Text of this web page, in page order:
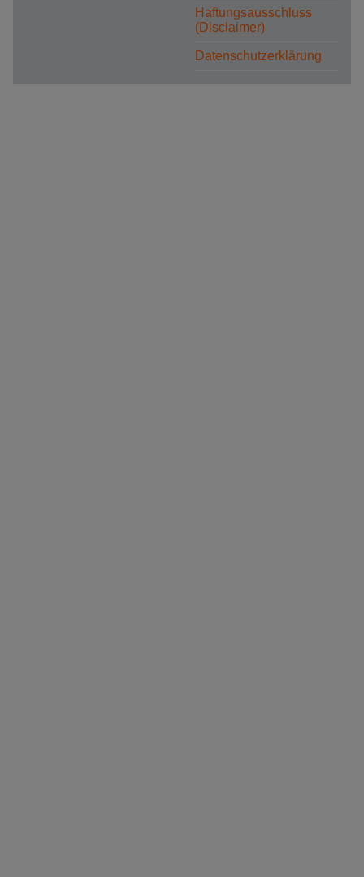
Haftungsausschluss
(Disclaimer)
Datenschutzerklärung